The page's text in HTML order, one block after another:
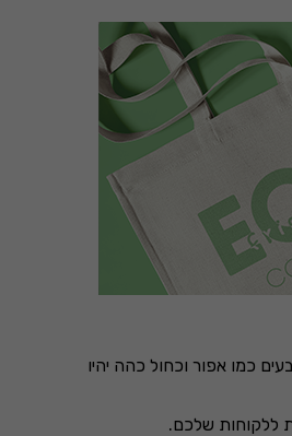
כמו אפור וכחול כהה יהיו
ללקוחות שלכם.